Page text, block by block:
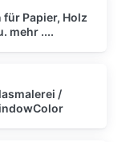
für Papier, Holz
mehr ....
/